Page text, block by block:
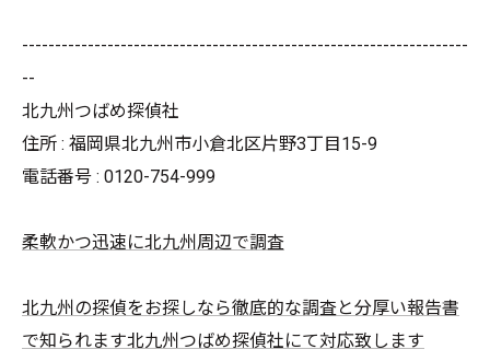
--------------------------------------------------------------------
--
北九州つばめ探偵社
住所 : 福岡県北九州市小倉北区片野3丁目15-9
電話番号 : 0120-754-999
柔軟かつ迅速に北九州周辺で調査
北九州の探偵をお探しなら徹底的な調査と分厚い報告書
で知られます北九州つばめ探偵社にて対応致します